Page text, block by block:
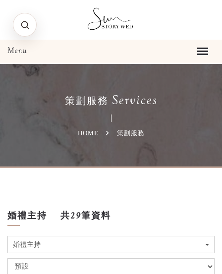
策劃服務 Services
HOME 策劃服務
婚禮主持 共29筆資料
婚禮主持